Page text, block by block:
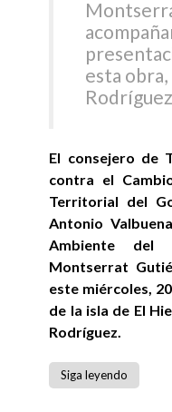
esta
Rodríguez
El consejero de
contra el
Territorial del
Antonio
Ambiente del
Montserrat
este miércoles,
de la isla de El
Rodríguez.
Siga leyendo